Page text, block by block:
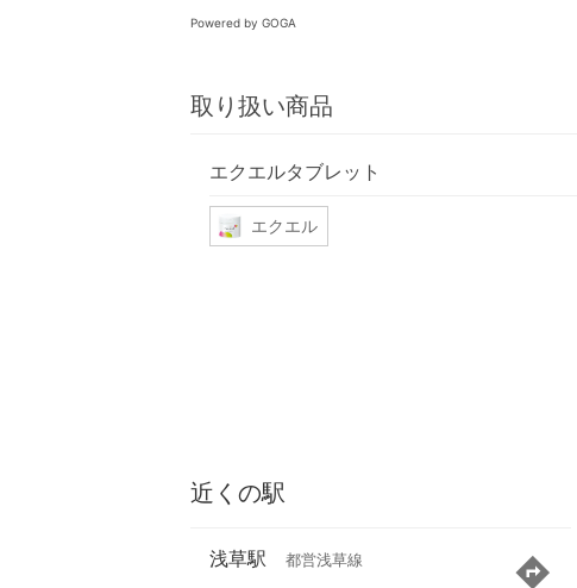
Powered by GOGA
取り扱い商品
エクエルタブレット
エクエル
近くの駅
浅草駅 都営浅草線